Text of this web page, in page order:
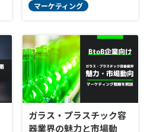
マーケティング
ガラス・プラスチック容
器業界の魅力と市場動